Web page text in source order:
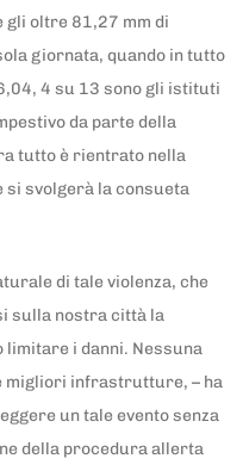
oltre 81,27 mm di
giornata, quando in tutto
4 su 13 sono gli istituti
da parte della
tutto è rientrato nella
si svolgerà la consueta
di tale violenza, che
sulla nostra città la
limitare i danni. Nessuna
migliori infrastrutture, – ha
un tale evento senza
della procedura allerta